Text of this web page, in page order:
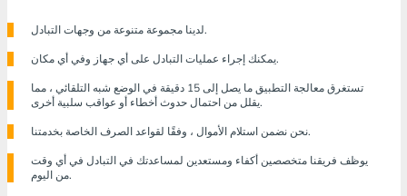
لدينا مجموعة متنوعة من وجهات التبادل.
يمكنك إجراء عمليات التبادل على أي جهاز وفي أي مكان.
تستغرق معالجة التطبيق ما يصل إلى 15 دقيقة في الوضع شبه التلقائي ، مما
يقلل من احتمال حدوث أخطاء أو عواقب سلبية أخرى.
نحن نضمن استلام الأموال ، وفقًا لقواعد الصرف الخاصة بخدمتنا.
يوظف فريقنا متخصصين أكفاء ومستعدين لمساعدتك في التبادل في أي وقت
من اليوم.